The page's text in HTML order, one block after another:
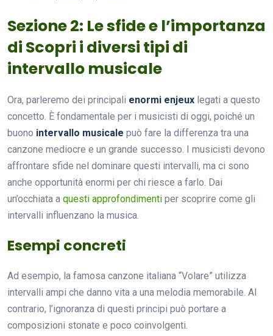
Sezione 2: Le sfide e l’importanza
di Scopri i diversi tipi di
intervallo musicale
Ora, parleremo dei principali enormi enjeux legati a questo
concetto. È fondamentale per i musicisti di oggi, poiché un
buono intervallo musicale può fare la differenza tra una
canzone mediocre e un grande successo. I musicisti devono
affrontare sfide nel dominare questi intervalli, ma ci sono
anche opportunità enormi per chi riesce a farlo. Dai
un’occhiata a questi approfondimenti per scoprire come gli
intervalli influenzano la musica.
Esempi concreti
Ad esempio, la famosa canzone italiana “Volare” utilizza
intervalli ampi che danno vita a una melodia memorabile. Al
contrario, l’ignoranza di questi principi può portare a
composizioni stonate e poco coinvolgenti.